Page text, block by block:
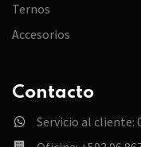
Ternos
Accesorios
Contacto
Servicio al cliente: